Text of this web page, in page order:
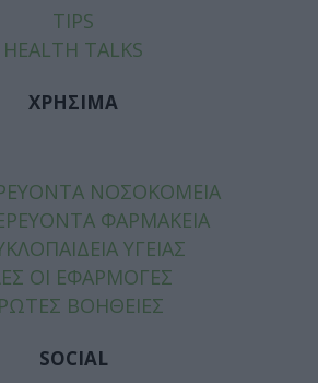
TIPS
HEALTH TALKS
ΧΡΗΣΙΜΑ
ΝΟΣΟΚΟΜΕΙΑ
ΦΑΡΜΑΚΕΙΑ
ΥΓΕΙΑΣ
ΟΙ ΕΦΑΡΜΟΓΕΣ
ΒΟΗΘΕΙΕΣ
SOCIAL